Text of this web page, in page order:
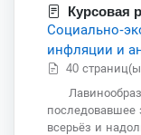
Курсовая
Социально-
инфляции и
40
последовавшее
всерьёз и